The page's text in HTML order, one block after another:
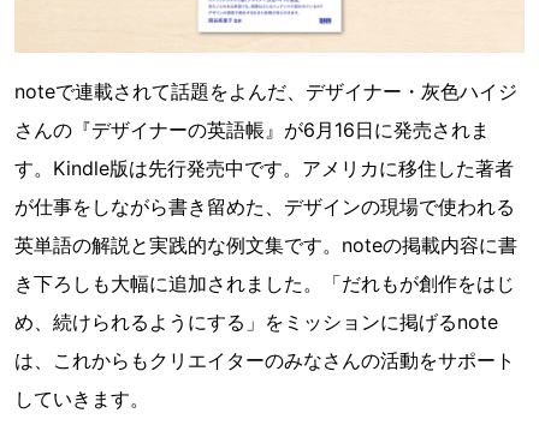
noteで連載されて話題をよんだ、デザイナー・灰色ハイジ
さんの『デザイナーの英語帳』が6月16日に発売されま
す。Kindle版は先行発売中です。アメリカに移住した著者
が仕事をしながら書き留めた、デザインの現場で使われる
英単語の解説と実践的な例文集です。noteの掲載内容に書
き下ろしも大幅に追加されました。「だれもが創作をはじ
め、続けられるようにする」をミッションに掲げるnote
は、これからもクリエイターのみなさんの活動をサポート
していきます。